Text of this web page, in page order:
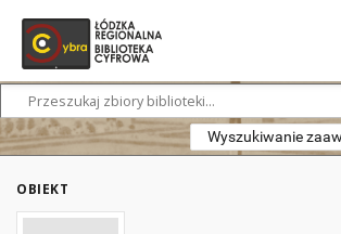
Wyszukiwanie
OBIEKT